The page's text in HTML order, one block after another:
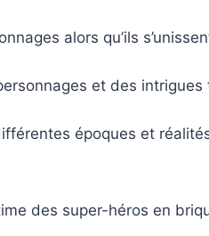
alors qu’ils
et des
époques et
des super-héros en